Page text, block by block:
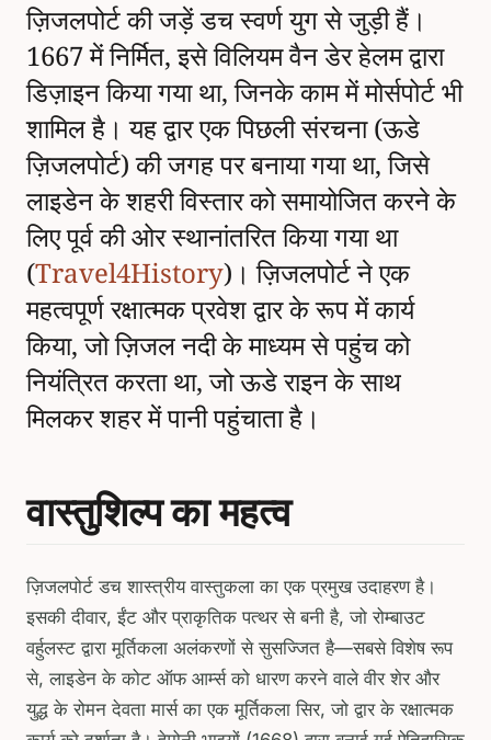
ज़िजलपोर्ट की जड़ें डच स्वर्ण युग से जुड़ी हैं।
1667 में निर्मित, इसे विलियम वैन डेर हेलम द्वारा
डिज़ाइन किया गया था, जिनके काम में मोर्सपोर्ट भी
शामिल है। यह द्वार एक पिछली संरचना (ऊडे
ज़िजलपोर्ट) की जगह पर बनाया गया था, जिसे
लाइडेन के शहरी विस्तार को समायोजित करने के
लिए पूर्व की ओर स्थानांतरित किया गया था
(Travel4History)। ज़िजलपोर्ट ने एक
महत्वपूर्ण रक्षात्मक प्रवेश द्वार के रूप में कार्य
किया, जो ज़िजल नदी के माध्यम से पहुंच को
नियंत्रित करता था, जो ऊडे राइन के साथ
मिलकर शहर में पानी पहुंचाता है।
वास्तुशिल्प का महत्व
ज़िजलपोर्ट डच शास्त्रीय वास्तुकला का एक प्रमुख उदाहरण है।
इसकी दीवार, ईंट और प्राकृतिक पत्थर से बनी है, जो रोम्बाउट
वर्हुलस्ट द्वारा मूर्तिकला अलंकरणों से सुसज्जित है—सबसे विशेष रूप
से, लाइडेन के कोट ऑफ आर्म्स को धारण करने वाले वीर शेर और
युद्ध के रोमन देवता मार्स का एक मूर्तिकला सिर, जो द्वार के रक्षात्मक